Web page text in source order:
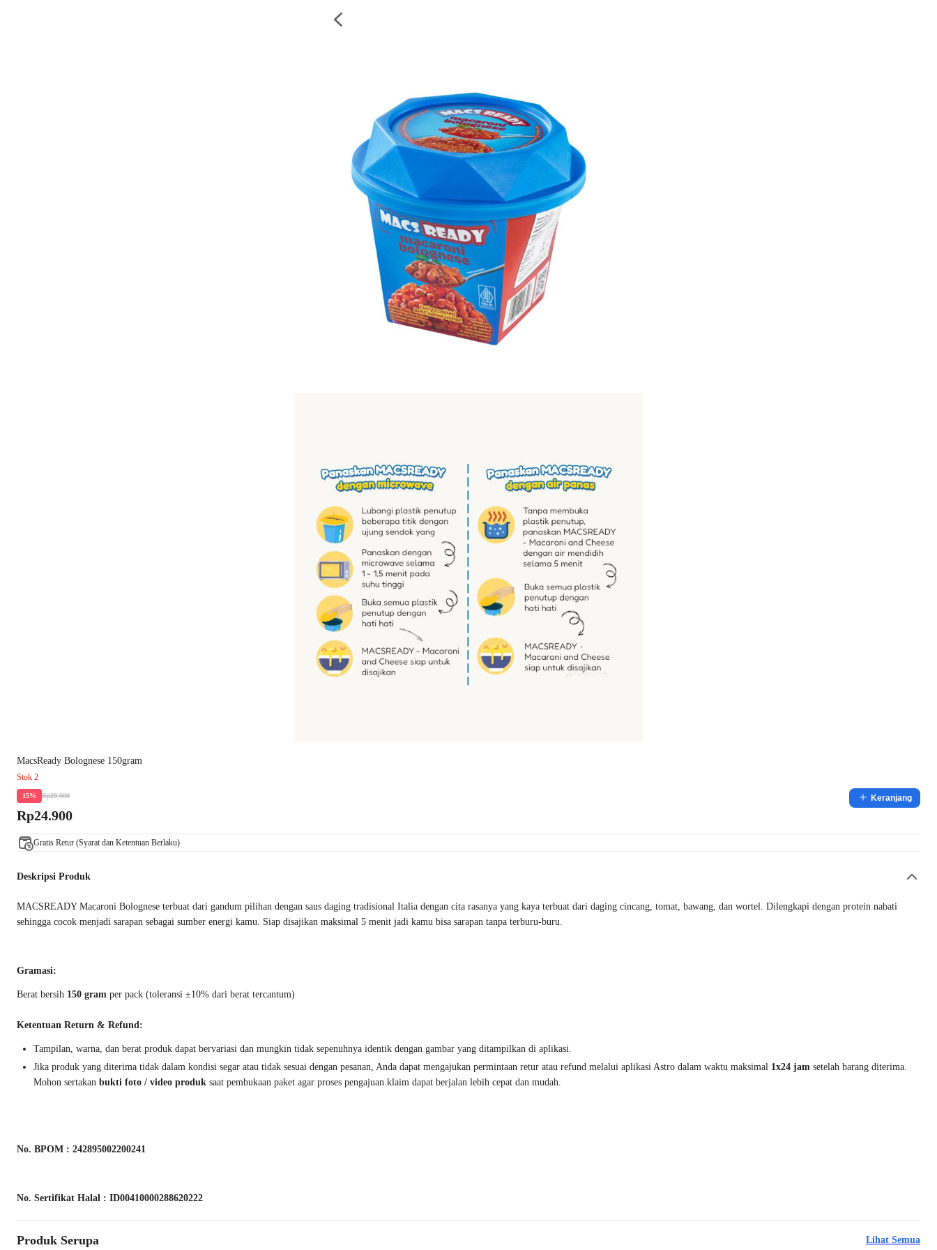
MacsReady Bolognese 150gram
Stok 2
15% Rp29.000
Rp24.900
Keranjang
Gratis Retur (Syarat dan Ketentuan Berlaku)
Deskripsi Produk
MACSREADY Macaroni Bolognese terbuat dari gandum pilihan dengan saus daging tradisional Italia dengan cita rasanya yang kaya terbuat dari daging cincang, tomat, bawang, dan wortel. Dilengkapi dengan protein nabati
sehingga cocok menjadi sarapan sebagai sumber energi kamu. Siap disajikan maksimal 5 menit jadi kamu bisa sarapan tanpa terburu-buru.
Gramasi:
Berat bersih 150 gram per pack (toleransi ±10% dari berat tercantum)
Ketentuan Return & Refund:
Tampilan, warna, dan berat produk dapat bervariasi dan mungkin tidak sepenuhnya identik dengan gambar yang ditampilkan di aplikasi.
Jika produk yang diterima tidak dalam kondisi segar atau tidak sesuai dengan pesanan, Anda dapat mengajukan permintaan retur atau refund melalui aplikasi Astro dalam waktu maksimal 1x24 jam setelah barang diterima.
Mohon sertakan bukti foto / video produk saat pembukaan paket agar proses pengajuan klaim dapat berjalan lebih cepat dan mudah.
No. BPOM : 242895002200241
No. Sertifikat Halal : ID00410000288620222
Produk Serupa Lihat Semua